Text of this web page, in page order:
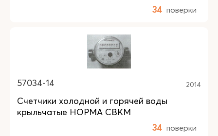
34 поверки
57034-14 2014
Счетчики холодной и горячей воды
крыльчатые НОРМА СВКМ
34 поверки